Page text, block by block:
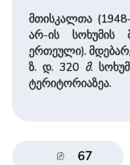
მთისკალთა
არ-ის სოხუმის
ერთეული).
ზ. დ. 320 მ.
ტერიტორიაზეა.
67